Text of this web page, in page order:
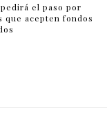
el paso por
que acepten fondos